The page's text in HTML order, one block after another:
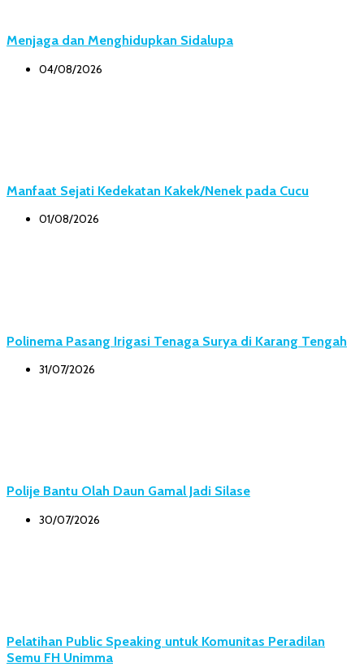
Menjaga dan Menghidupkan Sidalupa
04/08/2026
Manfaat Sejati Kedekatan Kakek/Nenek pada Cucu
01/08/2026
Polinema Pasang Irigasi Tenaga Surya di Karang Tengah
31/07/2026
Polije Bantu Olah Daun Gamal Jadi Silase
30/07/2026
Pelatihan Public Speaking untuk Komunitas Peradilan
Semu FH Unimma